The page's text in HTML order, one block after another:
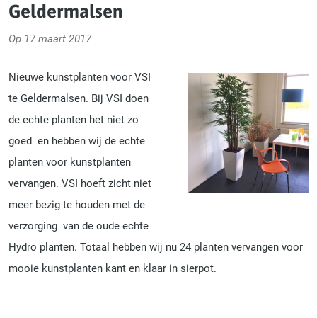
Geldermalsen
Op 17 maart 2017
Nieuwe kunstplanten voor VSI
te Geldermalsen. Bij VSI doen
de echte planten het niet zo
goed en hebben wij de echte
planten voor kunstplanten
vervangen. VSI hoeft zicht niet
meer bezig te houden met de
verzorging van de oude echte
Hydro planten. Totaal hebben wij nu 24 planten vervangen voor
mooie kunstplanten kant en klaar in sierpot.